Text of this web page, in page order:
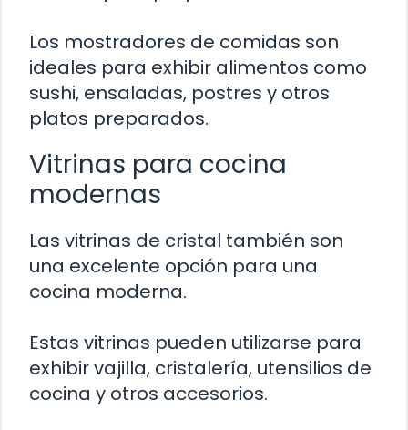
Los mostradores de comidas son
ideales para exhibir alimentos como
sushi, ensaladas, postres y otros
platos preparados.
Vitrinas para cocina
modernas
Las vitrinas de cristal también son
una excelente opción para una
cocina moderna.
Estas vitrinas pueden utilizarse para
exhibir vajilla, cristalería, utensilios de
cocina y otros accesorios.